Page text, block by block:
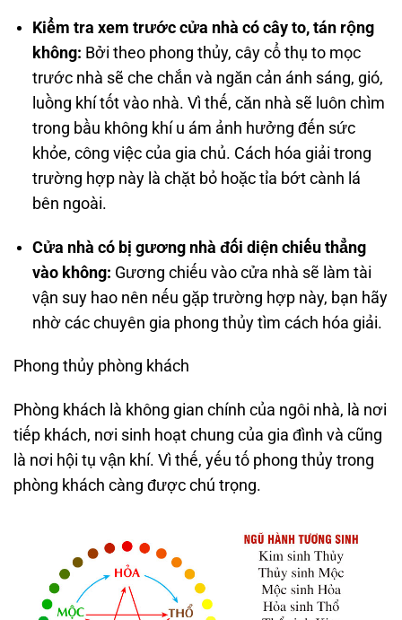
Kiểm tra xem trước cửa nhà có cây to, tán rộng
không: Bởi theo phong thủy, cây cổ thụ to mọc
trước nhà sẽ che chắn và ngăn cản ánh sáng, gió,
luồng khí tốt vào nhà. Vì thế, căn nhà sẽ luôn chìm
trong bầu không khí u ám ảnh hưởng đến sức
khỏe, công việc của gia chủ. Cách hóa giải trong
trường hợp này là chặt bỏ hoặc tỉa bớt cành lá
bên ngoài.
Cửa nhà có bị gương nhà đối diện chiếu thẳng
vào không: Gương chiếu vào cửa nhà sẽ làm tài
vận suy hao nên nếu gặp trường hợp này, bạn hãy
nhờ các chuyên gia phong thủy tìm cách hóa giải.
Phong thủy phòng khách
Phòng khách là không gian chính của ngôi nhà, là nơi
tiếp khách, nơi sinh hoạt chung của gia đình và cũng
là nơi hội tụ vận khí. Vì thế, yếu tố phong thủy trong
phòng khách càng được chú trọng.